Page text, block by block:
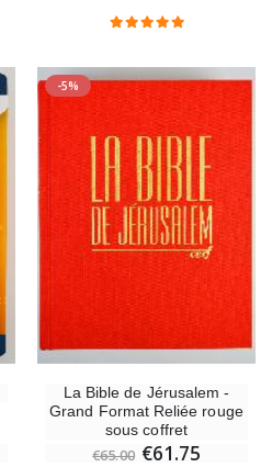
-5%
La Bible de Jérusalem -
Grand Format Reliée rouge
sous coffret
€65.00 €61.75